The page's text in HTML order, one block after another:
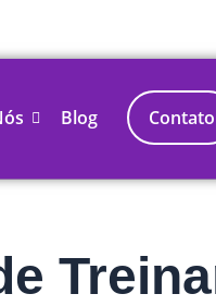
Blog Contato